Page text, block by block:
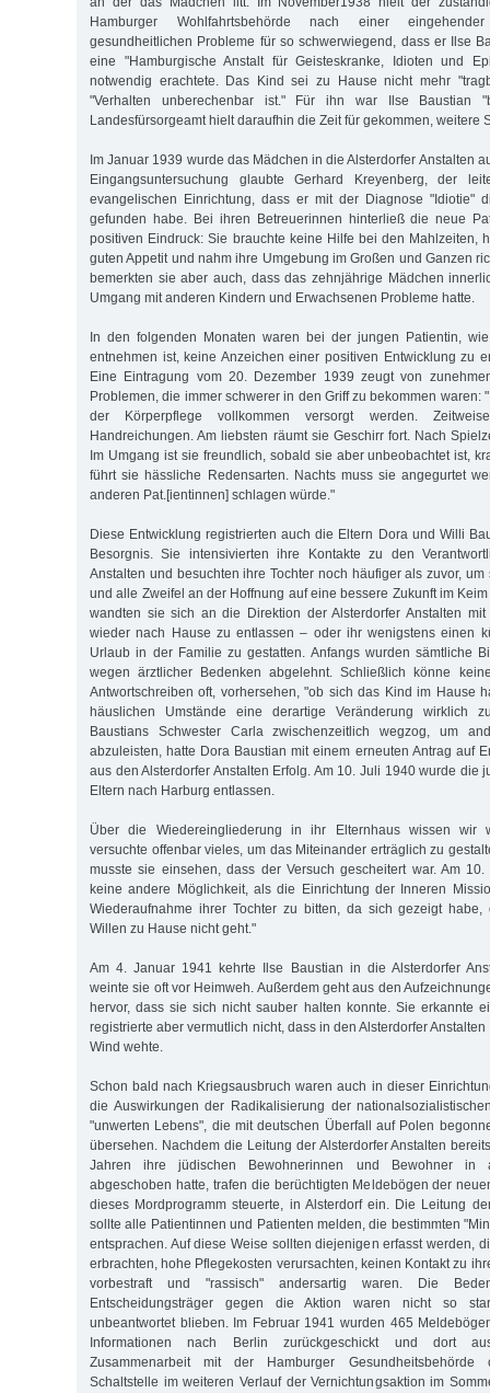
Hamburger Wohlfahrtsbehörde nach einer
gesundheitlichen Probleme für so schwerwiegend, dass er Ilse
eine "Hamburgische Anstalt für Geisteskranke, Idioten und
notwendig erachtete. Das Kind sei zu Hause nicht mehr
"Verhalten unberechenbar ist." Für ihn war Ilse Baustian
Landesfürsorgeamt hielt daraufhin die Zeit für gekommen, weitere
Im Januar 1939 wurde das Mädchen in die Alsterdorfer Anstalten
Eingangsuntersuchung glaubte Gerhard Kreyenberg, der
evangelischen Einrichtung, dass er mit der Diagnose "Idiotie"
gefunden habe. Bei ihren Betreuerinnen hinterließ die neue
positiven Eindruck: Sie brauchte keine Hilfe bei den Mahlzeiten,
guten Appetit und nahm ihre Umgebung im Großen und Ganzen
bemerkten sie aber auch, dass das zehnjährige Mädchen
Umgang mit anderen Kindern und Erwachsenen Probleme hatte.
In den folgenden Monaten waren bei der jungen Patientin,
entnehmen ist, keine Anzeichen einer positiven Entwicklung zu
Eine Eintragung vom 20. Dezember 1939 zeugt von
Problemen, die immer schwerer in den Griff zu bekommen waren:
der Körperpflege vollkommen versorgt werden.
Handreichungen. Am liebsten räumt sie Geschirr fort. Nach
Im Umgang ist sie freundlich, sobald sie aber unbeobachtet ist,
führt sie hässliche Redensarten. Nachts muss sie angegurtet
anderen Pat.[ientinnen] schlagen würde."
Diese Entwicklung registrierten auch die Eltern Dora und Willi
Besorgnis. Sie intensivierten ihre Kontakte zu den
Anstalten und besuchten ihre Tochter noch häufiger als zuvor,
und alle Zweifel an der Hoffnung auf eine bessere Zukunft im
wandten sie sich an die Direktion der Alsterdorfer Anstalten
wieder nach Hause zu entlassen – oder ihr wenigstens einen
Urlaub in der Familie zu gestatten. Anfangs wurden sämtliche
wegen ärztlicher Bedenken abgelehnt. Schließlich könne
Antwortschreiben oft, vorhersehen, "ob sich das Kind im Hause
häuslichen Umstände eine derartige Veränderung wirklich
Baustians Schwester Carla zwischenzeitlich wegzog, um
abzuleisten, hatte Dora Baustian mit einem erneuten Antrag auf
aus den Alsterdorfer Anstalten Erfolg. Am 10. Juli 1940 wurde die
Eltern nach Harburg entlassen.
Über die Wiedereingliederung in ihr Elternhaus wissen wir
versuchte offenbar vieles, um das Miteinander erträglich zu
musste sie einsehen, dass der Versuch gescheitert war. Am
keine andere Möglichkeit, als die Einrichtung der Inneren
Wiederaufnahme ihrer Tochter zu bitten, da sich gezeigt
Willen zu Hause nicht geht."
Am 4. Januar 1941 kehrte Ilse Baustian in die Alsterdorfer
weinte sie oft vor Heimweh. Außerdem geht aus den
hervor, dass sie sich nicht sauber halten konnte. Sie erkannte
registrierte aber vermutlich nicht, dass in den Alsterdorfer
Wind wehte.
Schon bald nach Kriegsausbruch waren auch in dieser
die Auswirkungen der Radikalisierung der
"unwerten Lebens", die mit deutschen Überfall auf Polen
übersehen. Nachdem die Leitung der Alsterdorfer Anstalten
Jahren ihre jüdischen Bewohnerinnen und Bewohner in
abgeschoben hatte, trafen die berüchtigten Meldebögen der
dieses Mordprogramm steuerte, in Alsterdorf ein. Die Leitung
sollte alle Patientinnen und Patienten melden, die bestimmten
entsprachen. Auf diese Weise sollten diejenigen erfasst werden,
erbrachten, hohe Pflegekosten verursachten, keinen Kontakt zu
vorbestraft und "rassisch" andersartig waren. Die
Entscheidungsträger gegen die Aktion waren nicht so
unbeantwortet blieben. Im Februar 1941 wurden 465
Informationen nach Berlin zurückgeschickt und dort
Zusammenarbeit mit der Hamburger
Schaltstelle im weiteren Verlauf der Vernichtungsaktion im